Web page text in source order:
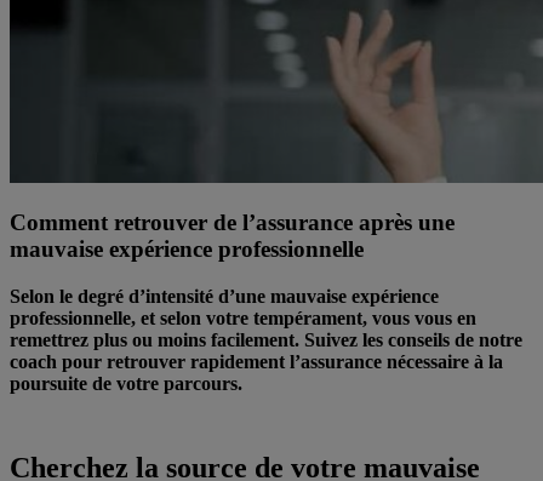
Comment retrouver de l’assurance après une
mauvaise expérience professionnelle
Selon le degré d’intensité d’une mauvaise expérience
professionnelle, et selon votre tempérament, vous vous en
remettrez plus ou moins facilement. Suivez les conseils de notre
coach pour retrouver rapidement l’assurance nécessaire à la
poursuite de votre parcours.
Cherchez la source de votre mauvaise